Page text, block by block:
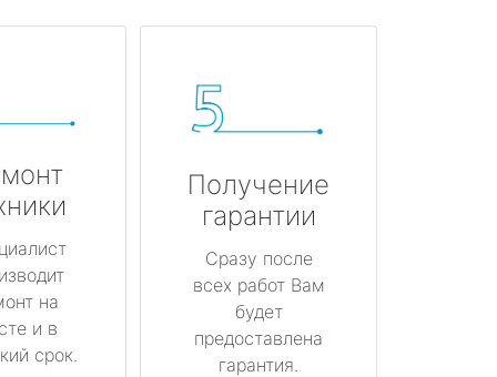
на
и в
срок.
Получение
гарантии
Сразу после
всех работ Вам
будет
предоставлена
гарантия.